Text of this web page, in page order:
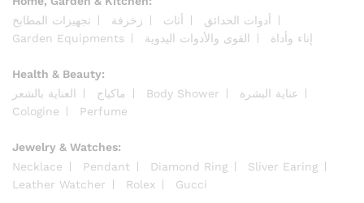
تجهيزات المطابخ
زخرفة أثاث
أدوات الحدائق
Garden Equipments
القوى والأدوات اليدوية إناء وأداة
Health & Beauty:
العناية بالشعر
ماكياج Body Shower
عناية البشرة
Cologine
Perfume
Jewelry & Watches:
Necklace
Pendant Diamond Ring
Sliver Earing
Leather Watcher
Rolex Gucci